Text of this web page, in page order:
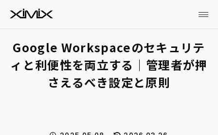
Google Workspaceのセキュリテ
ィと利便性を両立する｜管理者が押
さえるべき設定と原則